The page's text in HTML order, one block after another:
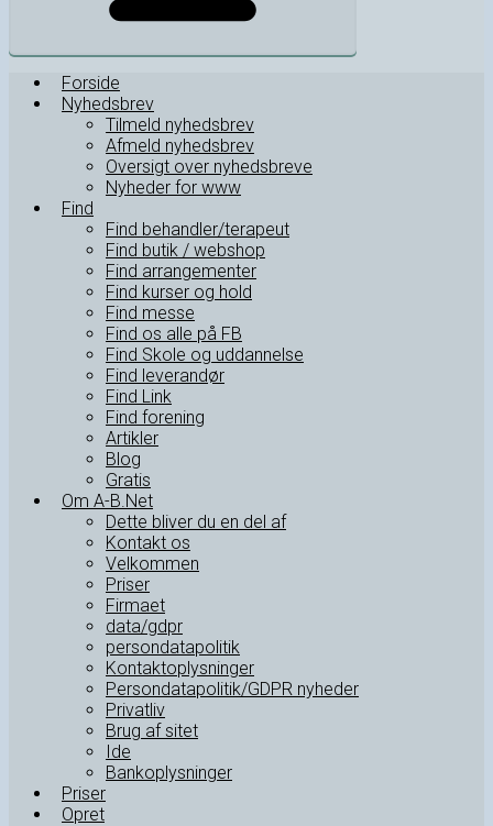
Forside
Nyhedsbrev
Tilmeld nyhedsbrev
Afmeld nyhedsbrev
Oversigt over nyhedsbreve
Nyheder for www
Find
Find behandler/terapeut
Find butik / webshop
Find arrangementer
Find kurser og hold
Find messe
Find os alle på FB
Find Skole og uddannelse
Find leverandør
Find Link
Find forening
Artikler
Blog
Gratis
Om A-B.Net
Dette bliver du en del af
Kontakt os
Velkommen
Priser
Firmaet
data/gdpr
persondatapolitik
Kontaktoplysninger
Persondatapolitik/GDPR nyheder
Privatliv
Brug af sitet
Ide
Bankoplysninger
Priser
Opret